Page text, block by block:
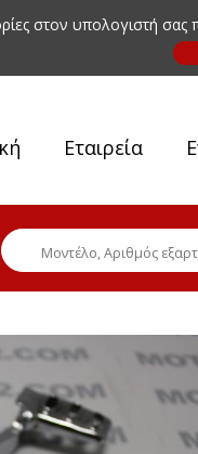
στον υπολογιστή
Εταιρεία